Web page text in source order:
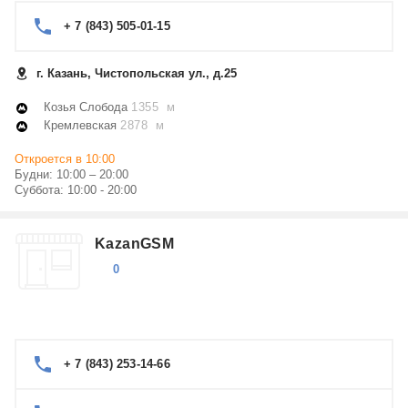
+ 7 (843) 505-01-15
г. Казань, Чистопольская ул., д.25
Козья Слобода1355 м
Кремлевская 2878 м
Откроется в 10:00
Будни: 10:00 – 20:00
Суббота: 10:00 - 20:00
KazanGSM
0
+ 7 (843) 253-14-66